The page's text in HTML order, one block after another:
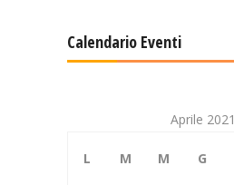
Calendario Eventi
Aprile 2021
L M M G